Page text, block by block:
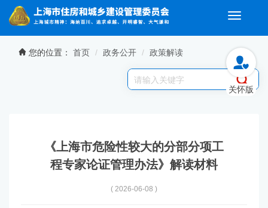
无障碍操作说明 跳转到网站导航区 跳转到主要内容区域
Toggle
您的位置： 首页 政务公开 政策解读
《上海市危险性较大的分部分项工
程专家论证管理办法》解读材料
( 2026-06-08 )
关怀版